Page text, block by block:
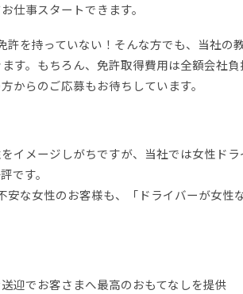
仕事スタートできます。
許を持っていない！そんな方でも、当社の
す。もちろん、免許取得費用は全額会社負
からのご応募もお待ちしています。
イメージしがちですが、当社では女性ド
です。
安な女性のお客様も、「ドライバーが女性
迎でお客さまへ最高のおもてなしを提供